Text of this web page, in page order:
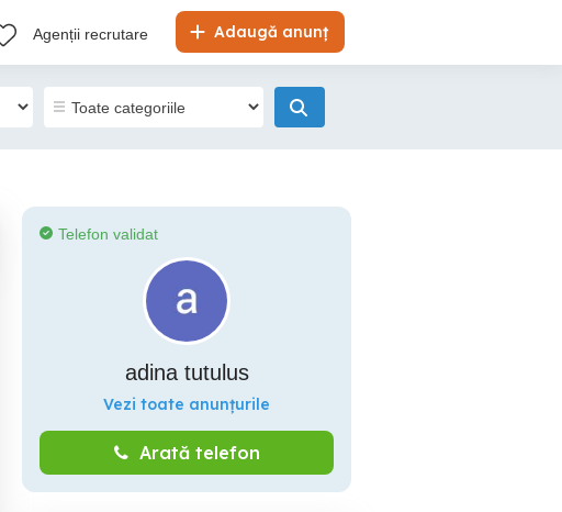
Adaugă anunț
Agenții recrutare
Telefon validat
adina tutulus
Vezi toate anunțurile
Arată telefon